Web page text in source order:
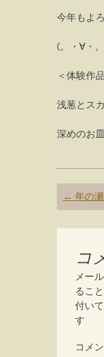
今年もよ
(。・∀・
＜体験作
浅葱とス
深めのお皿
Post
← 年の瀬
コ
メー
るこ
付い
す
コメ